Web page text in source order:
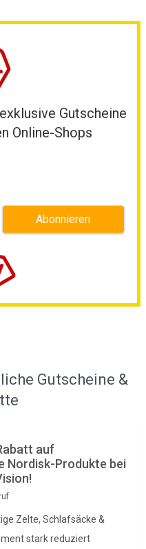
Gutscheine
Online-Shops
Gutscheine &
auf
Nordisk-Produkte bei
Zelte, Schlafsäcke &
stark reduziert